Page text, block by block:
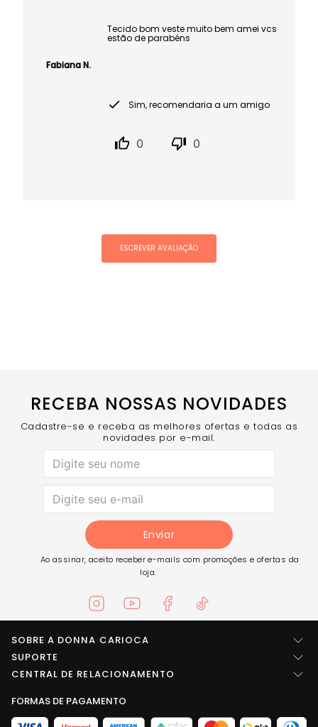
Fabiana N.
Tecido bom veste muito bem amei vcs
estão de parabéns
Sim, recomendaria a um amigo
0 0
ESCREVER AVALIAÇÃO
RECEBA NOSSAS NOVIDADES
Cadastre-se e receba as melhores ofertas e todas as
novidades por e-mail.
Enviar
Ao assinar, aceito receber e-mails com promoções e ofertas da
loja.
SOBRE A DONNA CARIOCA
Quem somos
Imprensa
Trabalhe conosco
SUPORTE
Central de ajuda
Entre em contato
Troca e Devolução
CENTRAL DE RELACIONAMENTO
LOCALIZAÇÃO
FORMAS DE PAGAMENTO